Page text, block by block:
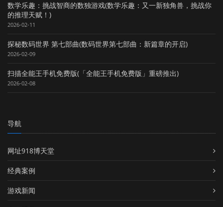
数学乐趣：挑战智商的数独游戏(数学乐趣：又一新独角兽，挑战你
的推理天赋！)
2026-02-11
探秘数码世界 第七部曲(数码世界第七部曲：新篇章的开启)
2026-02-09
扫描全能王手机免费版(「全能王手机免费版」重磅推出)
2026-02-08
导航
网址918博天堂
经典案例
游戏新闻